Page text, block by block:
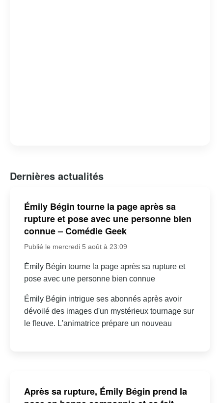
Dernières actualités
Émily Bégin tourne la page après sa
rupture et pose avec une personne bien
connue – Comédie Geek
Publié le mercredi 5 août à 23:09
Émily Bégin tourne la page après sa rupture et
pose avec une personne bien connue
Émily Bégin intrigue ses abonnés après avoir
dévoilé des images d'un mystérieux tournage sur
le fleuve. L'animatrice prépare un nouveau
Après sa rupture, Émily Bégin prend la